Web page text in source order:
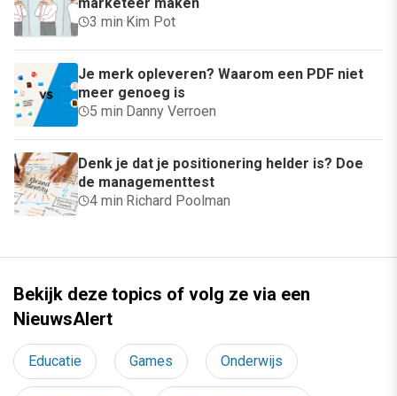
3 min·Kim Pot
Je merk opleveren? Waarom een PDF niet
meer genoeg is
5 min·Danny Verroen
Denk je dat je positionering helder is? Doe
de managementtest
4 min·Richard Poolman
Bekijk deze topics of volg ze via een
NieuwsAlert
Educatie Games Onderwijs